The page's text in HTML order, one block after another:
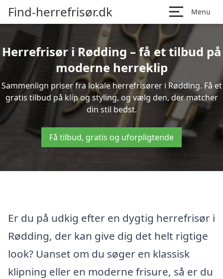
Find-herrefrisør.dk Menu
Herrefrisør i Rødding – få et tilbud på
moderne herreklip
Sammenlign priser fra lokale herrefrisører i Rødding. Få et
gratis tilbud på klip og styling, og vælg den, der matcher
din stil bedst.
Få tilbud, gratis og uforpligtende
Er du på udkig efter en dygtig herrefrisør i
Rødding, der kan give dig det helt rigtige
look? Uanset om du søger en klassisk
klipning eller en moderne frisure, så er du